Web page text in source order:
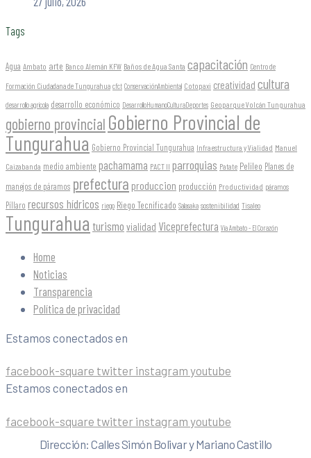
Tags
Agua Ambato arte Banco Alemán KFW Baños de Agua Santa capacitación Centro de
Formación Ciudadana de Tungurahua cfct ConservaciónAmbiental Cotopaxi creatividad cultura
desarrollo agrícola desarrollo económico DesarrolloHumanoCulturaDeportes Geoparque Volcán Tungurahua
gobierno provincial Gobierno Provincial de
Tungurahua Gobierno Provincial Tungurahua Infraestructura y Vialidad Manuel
Caizabanda medio ambiente pachamama PACT II parroquias Patate Pelileo Planes de
manejos de páramos prefectura produccion producción Productividad páramos
Píllaro recursos hídricos riego Riego Tecnificado Salasaka sostenibilidad Tisaleo
Tungurahua turismo vialidad Viceprefectura Vía Ambato - El Corazón
Home
Noticias
Transparencia
Política de privacidad
Estamos conectados en
facebook-square twitter instagram youtube
Estamos conectados en
facebook-square twitter instagram youtube
Dirección: Calles Simón Bolivar y Mariano Castillo